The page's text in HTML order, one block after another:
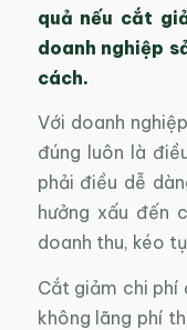
quả nếu cắt
doanh nghiệp
cách.
Với doanh
đúng luôn là
phải điều dễ
hưởng xấu đến
doanh thu, kéo
Cắt giảm chi phí
không lãng phí